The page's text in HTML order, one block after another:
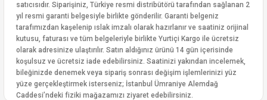
satıcısıdır. Siparişiniz, Türkiye resmi distribütörü tarafından sağlanan 2
yıl resmi garanti belgesiyle birlikte gönderilir. Garanti belgeniz
tarafımızdan kaşelenip ıslak imzalı olarak hazırlanır ve saatiniz orijinal
kutusu, faturası ve tüm belgeleriyle birlikte Yurtiçi Kargo ile ücretsiz
olarak adresinize ulaştırılır. Satın aldığınız ürünü 14 gün içerisinde
koşulsuz ve ücretsiz iade edebilirsiniz. Saatinizi yakından incelemek,
bileğinizde denemek veya sipariş sonrası değişim işlemlerinizi yüz
yüze gerçekleştirmek isterseniz; İstanbul Ümraniye Alemdağ
Caddesi’ndeki fiziki mağazamızı ziyaret edebilirsiniz.